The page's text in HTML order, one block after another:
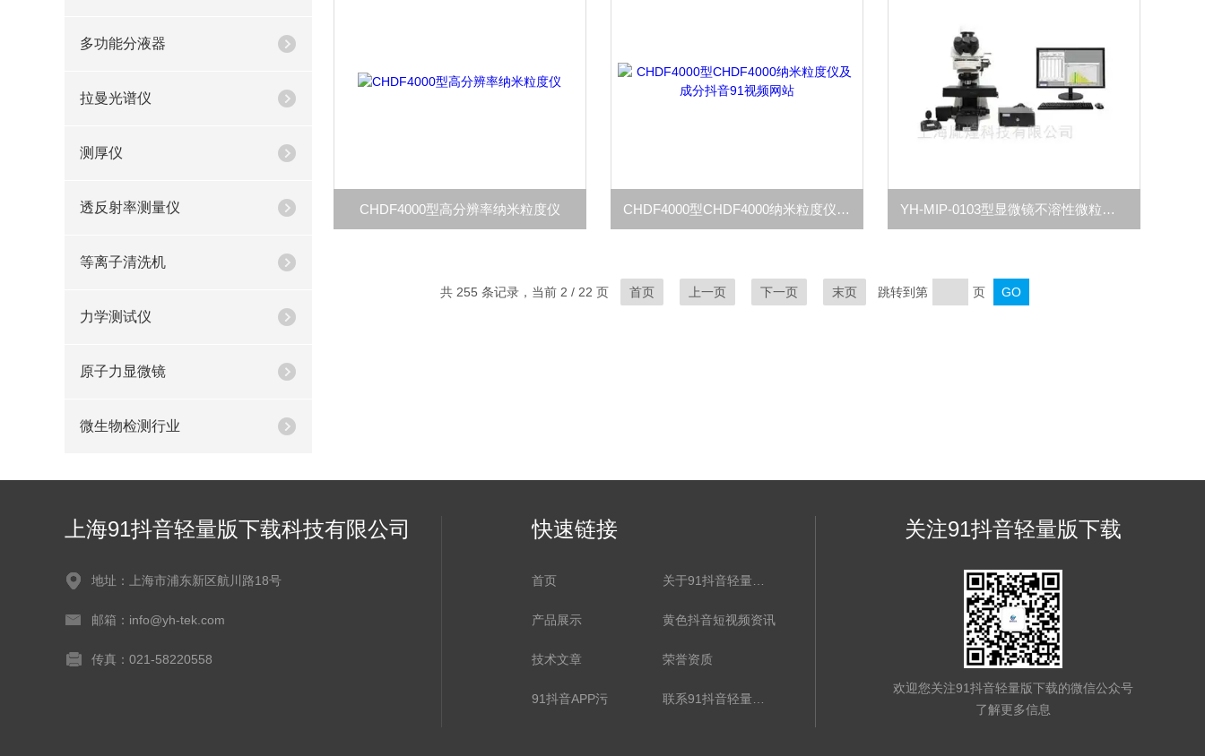
多功能分液器
拉曼光谱仪
测厚仪
透反射率测量仪
等离子清洗机
力学测试仪
原子力显微镜
微生物检测行业
CHDF4000型高分辨率纳米粒度仪 CHDF4000型CHDF4000纳米粒度仪及成分抖音91视频网站 YH-MIP-0103型显微镜不溶性微粒检测仪
共 255 条记录，当前 2 / 22 页 首页 上一页 下一页 末页 跳转到第 页
上海91抖音轻量版下载科技有限公司
地址：上海市浦东新区航川路18号
邮箱：info@yh-tek.com
传真：021-58220558
快速链接
首页
产品展示 黄色抖音短视频资讯
技术文章 荣誉资质
91抖音APP污
关注91抖音轻量版下载
欢迎您关注91抖音轻量版下载的微信公众号
了解更多信息